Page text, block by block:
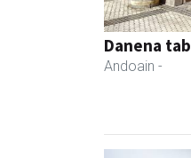
Danena
Andoain -